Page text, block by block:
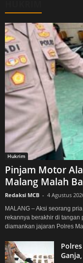
Hukrim
Pinjam Motor
Malang Malah
Redaksi MCB - 4 Agustus
MALANG – Aksi seorang
rekannya berakhir di tangan
diamankan jajaran Polres